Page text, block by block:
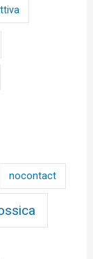
nocontact